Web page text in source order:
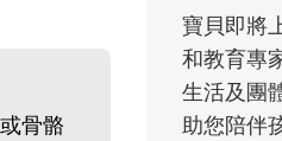
骨骼
將上小學，信誼集結國小老師
專家的建議，從孩子的學習、
團體適應等預備能力做起，幫
孩子做好入學準備，還有國